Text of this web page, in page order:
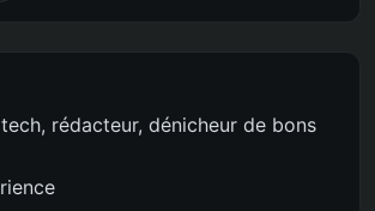
rédacteur, dénicheur de bons